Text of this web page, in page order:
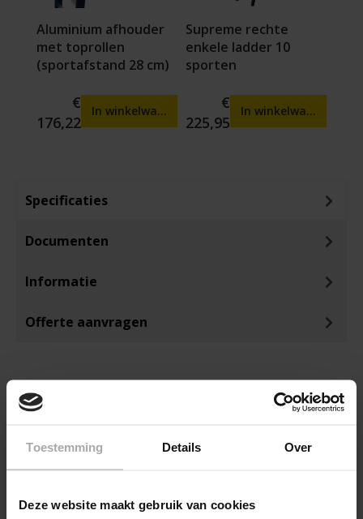
Toestemming Details Over
Deze website maakt gebruik van cookies
Aluminium afhouder
met toprollen
(sportafstand 28 cm)
€
176,22
In winkelwagen
Supreme rechte
enkele ladder 10
sporten
€
225,95
In winkelwagen
Specificaties
Documenten
Informatie
Offerte aanvragen
ANDEREN KOCHTEN OOK